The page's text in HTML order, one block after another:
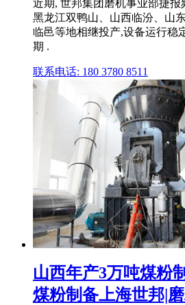
近期, 世邦集团磨机事业部捷
黑龙江双鸭山、山西临汾、山
临邑等地相继投产,设备运行稳
期 .
联系电话: 180 3780 8511
山西年产3万吨煤粉
煤粉制备上海世邦|